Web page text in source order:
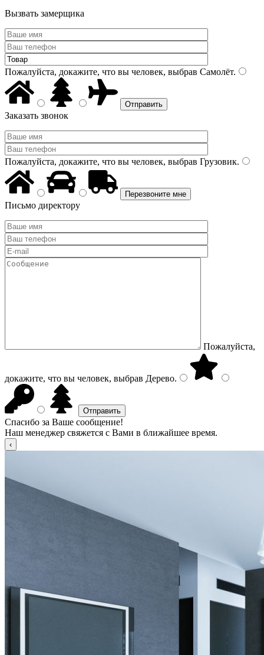
Вызвать замерщика
Пожалуйста, докажите, что вы человек, выбрав Самолёт.
Заказать звонок
Пожалуйста, докажите, что вы человек, выбрав Грузовик.
Письмо директору
Пожалуйста,
докажите, что вы человек, выбрав Дерево.
Спасибо за Ваше сообщение!
Наш менеджер свяжется с Вами в ближайшее время.